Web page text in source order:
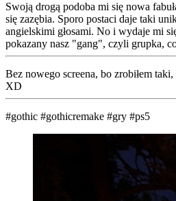
Swoją drogą podoba mi się nowa
się zazębia. Sporo postaci daje taki
angielskimi głosami. No i wydaje mi
pokazany nasz "gang", czyli grupka,
Bez nowego screena, bo zrobiłem
XD
#gothic #gothicremake #gry #ps5